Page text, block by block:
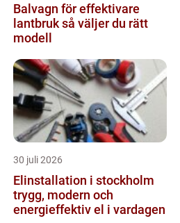
Balvagn för effektivare
lantbruk så väljer du rätt
modell
30 juli 2026
Elinstallation i stockholm
trygg, modern och
energieffektiv el i vardagen